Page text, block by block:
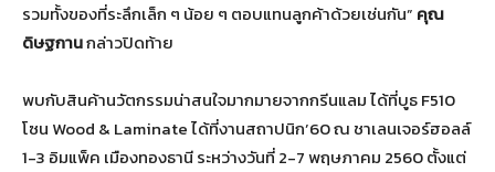
รวมทั้งของที่ระลึกเล็ก ๆ น้อย ๆ ตอบแทนลูกค้าด้วยเช่นกัน” คุณ
ดิษฐกานกล่าวปิดท้าย
พบกับสินค้านวัตกรรมน่าสนใจมากมายจากกรีนแลม ได้ที่บูธ F510
โซน Wood & Laminate ได้ที่งานสถาปนิก’60 ณ ชาเลนเจอร์ฮอลล์
1-3 อิมแพ็ค เมืองทองธานี ระหว่างวันที่ 2-7 พฤษภาคม 2560 ตั้งแต่